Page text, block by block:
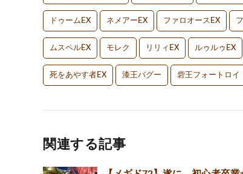
ドゥームEX ネメアーEX ファロオースEX
ムスペルEX モレク リリィEX ルゥルゥEX
死をあやす者EX 漆王バグー 砦王フォートロイ
関連する記事